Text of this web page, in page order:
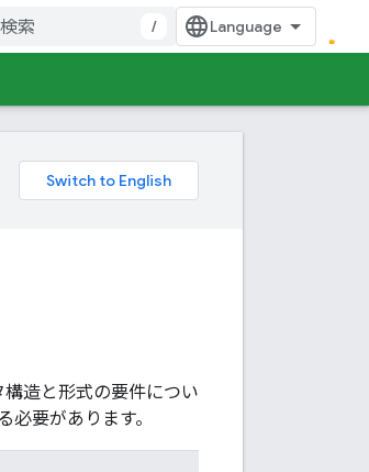
/
造と形式の要件につい
要があります。